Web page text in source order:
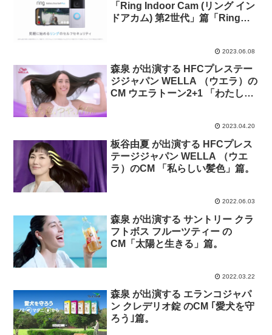
「Ring Indoor Cam (リング イン
ドアカム) 第2世代」篇「Ring
Up Cam Battery (リング スティ
ックアップカム バッテリーモデ
ル) 」篇。
2023.06.08
森泉 が出演する HFCプレステー
ジジャパン WELLA （ウエラ）の
CM ウエラトーン2+1 「わたしが
2023.04.20
板谷由夏 が出演する HFCプレス
テージジャパン WELLA （ウエ
ラ）のCM 「私らしい髪色」篇。
2022.06.03
森泉 が出演する サントリー クラ
フトボス フルーツティー の
CM「太陽と生きる」篇。
2022.03.22
森泉 が出演する エランコジャパ
ン クレデリオ錠 のCM ｢愛犬を守
ろう｣篇。